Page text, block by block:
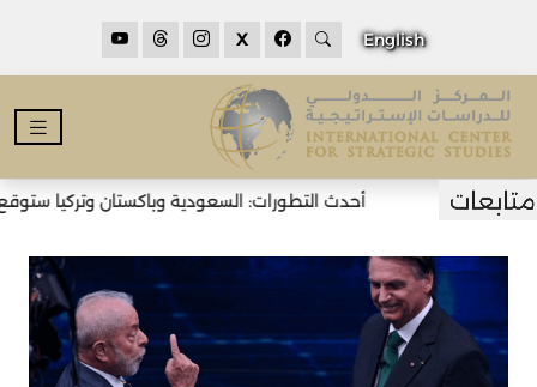
English
X
أحدث التطورات: السعودية وباكستان وتركيا